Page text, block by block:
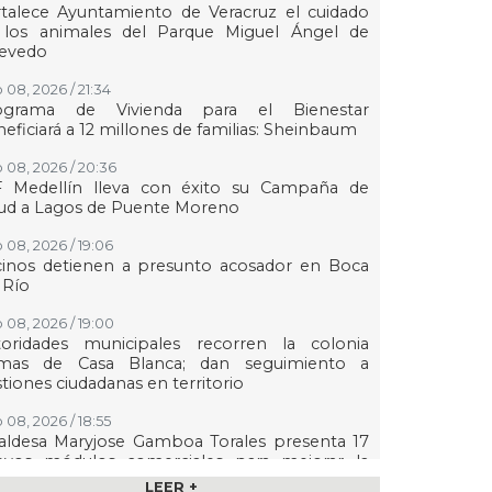
Ayuntamiento de Veracruz el cuidado
animales del Parque Miguel Ángel de
08, 2026 / 21:34
de Vivienda para el Bienestar
a 12 millones de familias: Sheinbaum
08, 2026 / 20:36
Medellín lleva con éxito su Campaña de
a Lagos de Puente Moreno
08, 2026 / 19:06
detienen a presunto acosador en Boca
08, 2026 / 19:00
municipales recorren la colonia
de Casa Blanca; dan seguimiento a
ciudadanas en territorio
08, 2026 / 18:55
Maryjose Gamboa Torales presenta 17
módulos comerciales para mejorar la
de las playas e impulsar la economía de
LEER +